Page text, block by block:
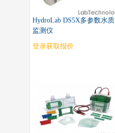
HydroLab DS5X多参数水质
监测仪
登录获取报价